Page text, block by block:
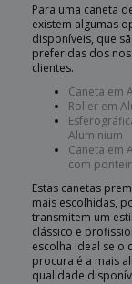
Para uma caneta
existem algumas
disponíveis, que
preferidas dos
clientes.
Caneta em
Roller em
Aluminium
Caneta em
com
Estas canetas
mais escolhidas,
transmitem um
clássico e
escolha ideal se o
procura é a mais
qualidade